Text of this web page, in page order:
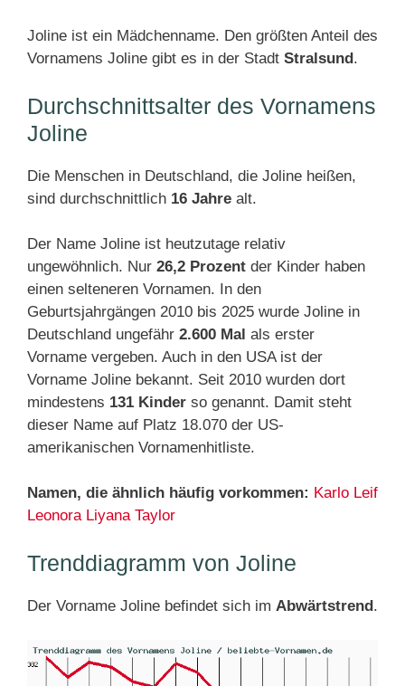
Joline ist ein Mädchenname. Den größten Anteil des
Vornamens Joline gibt es in der Stadt Stralsund.
Durchschnittsalter des Vornamens
Joline
Die Menschen in Deutschland, die Joline heißen,
sind durchschnittlich 16 Jahre alt.
Der Name Joline ist heutzutage relativ
ungewöhnlich. Nur 26,2 Prozent der Kinder haben
einen selteneren Vornamen. In den
Geburtsjahrgängen 2010 bis 2025 wurde Joline in
Deutschland ungefähr 2.600 Mal als erster
Vorname vergeben. Auch in den USA ist der
Vorname Joline bekannt. Seit 2010 wurden dort
mindestens 131 Kinder so genannt. Damit steht
dieser Name auf Platz 18.070 der US-
amerikanischen Vornamenhitliste.
Namen, die ähnlich häufig vorkommen: Karlo Leif
Leonora Liyana Taylor
Trenddiagramm von Joline
Der Vorname Joline befindet sich im Abwärtstrend.